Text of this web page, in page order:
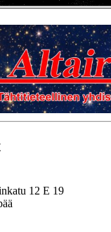
12 E 19